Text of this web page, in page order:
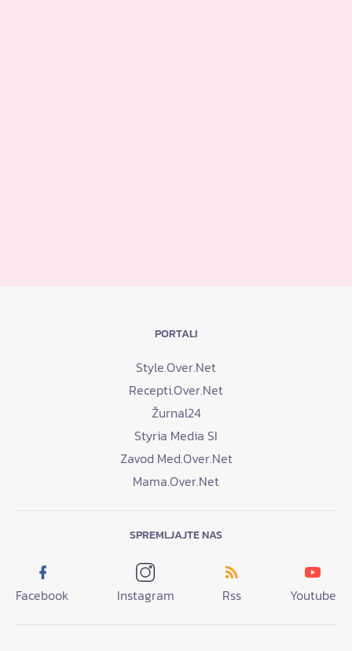
PORTALI
Style.Over.Net
Recepti.Over.Net
Žurnal24
Styria Media SI
Zavod Med.Over.Net
Mama.Over.Net
SPREMLJAJTE NAS
Facebook Instagram Rss Youtube